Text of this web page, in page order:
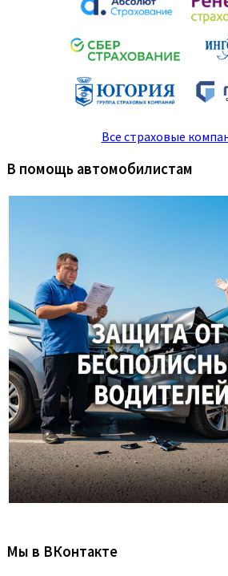
Все страховые
В помощь автомобилистам
Мы в ВКонтакте